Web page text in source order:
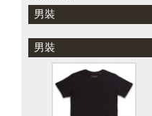
男裝
男裝